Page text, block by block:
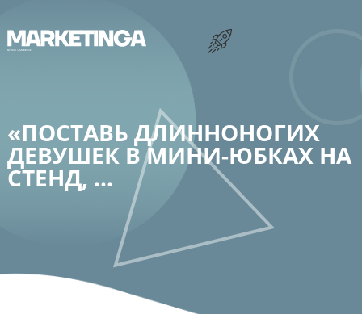
«ПОСТАВЬ ДЛИННОНОГИХ
ДЕВУШЕК В МИНИ-ЮБКАХ НА
СТЕНД, …